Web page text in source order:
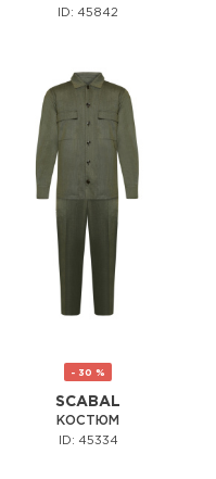
ID: 45842
- 30 %
SCABAL
КОСТЮМ
ID: 45334